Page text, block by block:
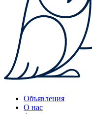
Объявления
О нас